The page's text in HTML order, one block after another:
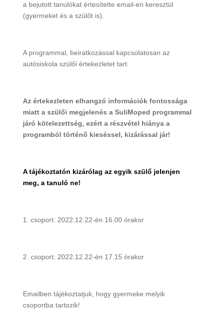
a bejutott tanulókat értesítette email-en keresztül
(gyermeket és a szülőt is).
A programmal, beiratkozással kapcsolatosan az
autósiskola szülői értekezletet tart.
Az értekezleten elhangzó információk fontossága
miatt a szülői megjelenés a SuliMoped programmal
járó kötelezettség, ezért a részvétel hiánya a
programból történő kieséssel, kizárással jár!
A tájékoztatón kizárólag az egyik szülő jelenjen
meg, a tanuló ne!
1. csoport: 2022.12.22-én 16.00 órakor
2. csoport: 2022.12.22-én 17.15 órakor
Emailben tájékoztatjuk, hogy gyermeke melyik
csoportba tartozik!